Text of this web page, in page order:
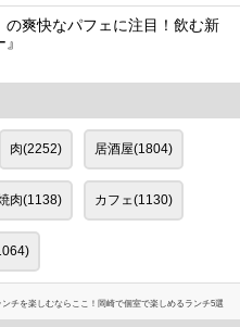
の爽快なパフェに注目！飲む新
肉(2252) 居酒屋(1804)
肉(1138) カフェ(1130)
ンチを楽しむならここ！岡崎で個室で楽しめるランチ5選